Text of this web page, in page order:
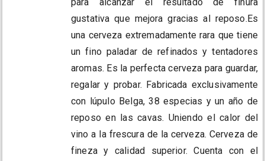
para alcanzar el resultado de finura
gustativa que mejora gracias al reposo.Es
una cerveza extremadamente rara que tiene
un fino paladar de refinados y tentadores
aromas. Es la perfecta cerveza para guardar,
regalar y probar. Fabricada exclusivamente
con lúpulo Belga, 38 especias y un año de
reposo en las cavas. Uniendo el calor del
vino a la frescura de la cerveza. Cerveza de
fineza y calidad superior. Cuenta con el